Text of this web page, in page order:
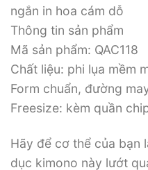
ngắn in hoa cám dỗ
Thông tin sản phẩm
Mã sản phẩm: QAC118
Chất liệu: phi lụa mềm
Form chuẩn, đường
Freesize: kèm quần
Hãy để cơ thể của bạn
dục kimono này lướt